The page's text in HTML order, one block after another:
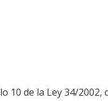
de la Ley 34/2002,